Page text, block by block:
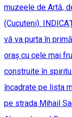
muzeele de Artă,
(Cucuteni).
vă va purta în
oraș cu cele mai
construite în
încadrate pe lista
pe strada Mihail